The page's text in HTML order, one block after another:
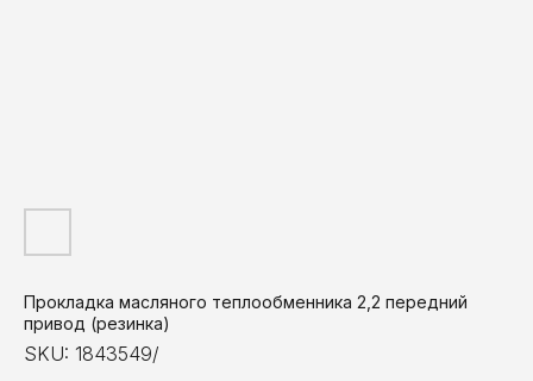
Прокладка масляного теплообменника 2,2 передний
привод (резинка)
SKU: 1843549/